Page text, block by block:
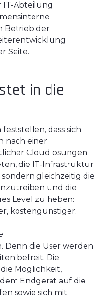
IT-Abteilung
Betrieb der
Seite.
in die
dass sich
nach einer
Cloudlösungen
die IT-Infrastruktur
gleichzeitig die
und die
Level zu heben:
kostengünstiger.
Denn die User werden
befreit. Die
Möglichkeit,
Endgerät auf die
sowie sich mit